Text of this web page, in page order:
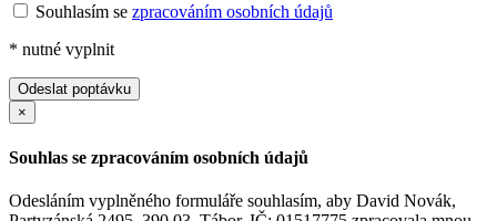
Souhlasím se zpracováním osobních údajů
* nutné vyplnit
Odeslat poptávku
×
Souhlas se zpracováním osobních údajů
Odesláním vyplněného formuláře souhlasím, aby David Novák,